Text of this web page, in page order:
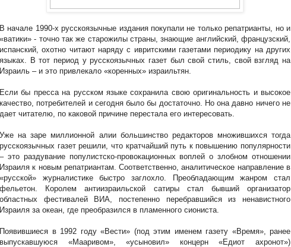
В начале 1990-х русскоязычные издания покупали не только репатрианты, но и
«ватики» - точно так же старожилы страны, знающие английский, французский,
испанский, охотно читают наряду с ивритскими газетами периодику на других
языках. В тот период у русскоязычных газет был свой стиль, свой взгляд на
Израиль – и это привлекало «коренных» израильтян.
Если бы пресса на русском языке сохранила свою оригинальность и высокое
качество, потребителей и сегодня было бы достаточно. Но она давно ничего не
дает читателю, по каковой причине перестала его интересовать.
Уже на заре миллионной алии большинство редакторов множившихся тогда
русскоязычных газет решили, что кратчайший путь к повышению популярности
– это раздувание популистско-провокационных воплей о злобном отношении
Израиля к новым репатриантам. Соответственно, аналитическое направление в
«русской» журналистике быстро заглохло. Преобладающим жанром стал
фельетон. Королем антиизраильской сатиры стал бывший организатор
областных фестивалей ВИА, постепенно перебравшийся из ненавистного
Израиля за океан, где преобразился в пламенного сиониста.
Появившиеся в 1992 году «Вести» (под этим именем газету «Время», ранее
выпускавшуюся «Мааривом», «усыновил» концерн «Едиот ахронот»)